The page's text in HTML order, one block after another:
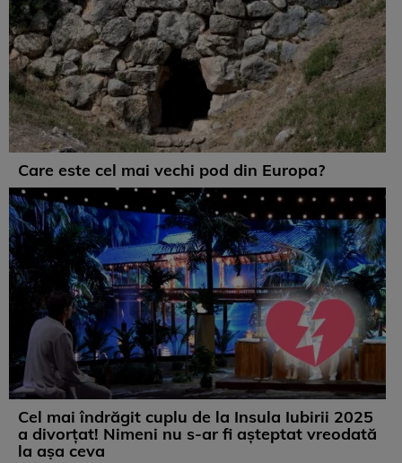
Care este cel mai vechi pod din Europa?
Cel mai îndrăgit cuplu de la Insula Iubirii 2025
a divorțat! Nimeni nu s-ar fi așteptat vreodată
la așa ceva